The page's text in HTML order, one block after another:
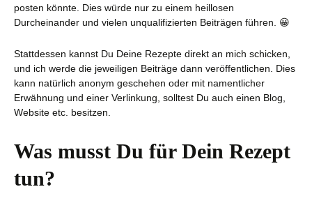
posten könnte. Dies würde nur zu einem heillosen
Durcheinander und vielen unqualifizierten Beiträgen führen. 😀
Stattdessen kannst Du Deine Rezepte direkt an mich schicken,
und ich werde die jeweiligen Beiträge dann veröffentlichen. Dies
kann natürlich anonym geschehen oder mit namentlicher
Erwähnung und einer Verlinkung, solltest Du auch einen Blog,
Website etc. besitzen.
Was musst Du für Dein Rezept
tun?